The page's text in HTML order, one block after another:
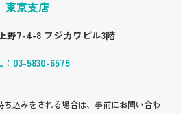
東京支店
野7-4-8 フジカワビル3階
03-5830-6575
込みをされる場合は、事前にお問い合わ